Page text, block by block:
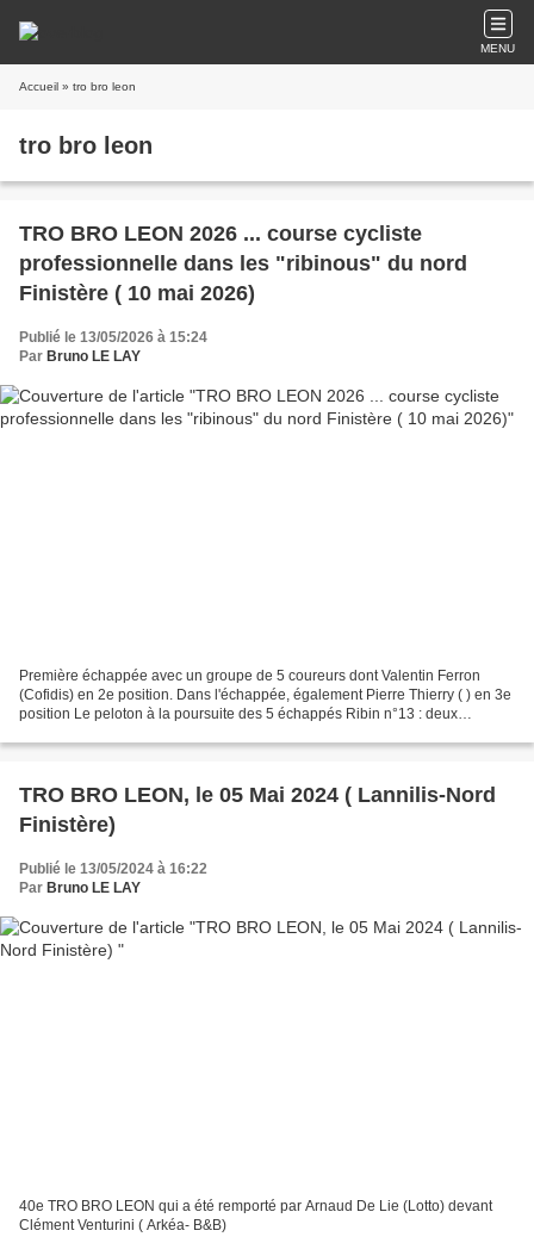
MENU
Accueil » tro bro leon
tro bro leon
TRO BRO LEON 2026 ... course cycliste
professionnelle dans les "ribinous" du nord
Finistère ( 10 mai 2026)
Publié le 13/05/2026 à 15:24
Par Bruno LE LAY
Première échappée avec un groupe de 5 coureurs dont Valentin Ferron
(Cofidis) en 2e position. Dans l'échappée, également Pierre Thierry ( ) en 3e
position Le peloton à la poursuite des 5 échappés Ribin n°13 : deux
TRO BRO LEON, le 05 Mai 2024 ( Lannilis-Nord
Finistère)
Publié le 13/05/2024 à 16:22
Par Bruno LE LAY
40e TRO BRO LEON qui a été remporté par Arnaud De Lie (Lotto) devant
Clément Venturini ( Arkéa- B&B)